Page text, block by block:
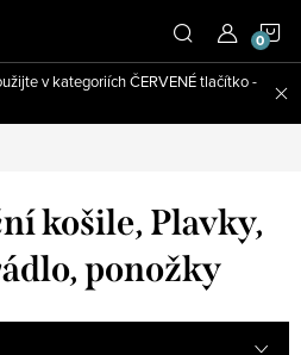
v kategoriích ČERVENÉ tlačítko -
košile, Plavky,
ponožky